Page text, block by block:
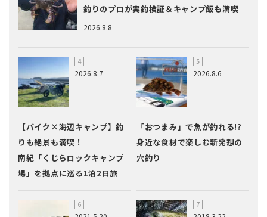
2026.8.8
釣りのプロが実釣検証＆キャンプ飯も満喫
2026.8.7
【バイク×海辺キャンプ】釣
りも絶景も満喫！
南紀「くじらロックキャンプ
場」を拠点に巡る1泊2日旅
2026.8.6
「おつまみ」で魚が釣れる!?
身近な食材で楽しむ新発想の
穴釣り